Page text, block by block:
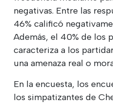
negativas. Entre las
46% calificó
Además, el 40% de los
caracteriza a los
una amenaza real o
En la encuesta, los
los simpatizantes de